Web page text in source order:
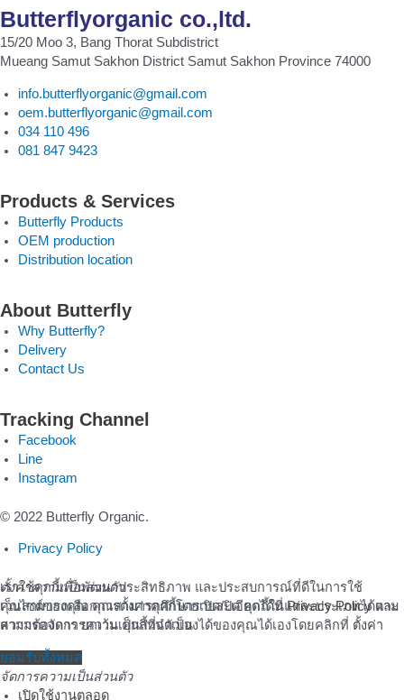
Butterflyorganic co.,ltd.
15/20 Moo 3, Bang Thorat Subdistrict
Mueang Samut Sakhon District Samut Sakhon Province 74000
info.butterflyorganic@gmail.com
oem.butterflyorganic@gmail.com
034 110 496
081 847 9423
Products & Services
Butterfly Products
OEM production
Distribution location
About Butterfly
Why Butterfly?
Delivery
Contact Us
Tracking Channel
Facebook
Line
Instagram
© 2022 Butterfly Organic.
Privacy Policy
เราใช้คุกกี้เพื่อพัฒนาประสิทธิภาพ และประสบการณ์ที่ดีในการใช้
เว็บไซต์ของคุณ คุณสามารถศึกษารายละเอียดได้ที่Privacy Policyและ
สามารถจัดการความเป็นส่วนตัวเองได้ของคุณได้เองโดยคลิกที่ ตั้งค่า
ยอมรับ
ตั้งค่าความเป็นส่วนตัว
คุณสามารถเลือกการตั้งค่าคุกกี้โดยเปิด/ปิด คุกกี้ในแต่ละประเภทได้ตาม
ความต้องการ ยกเว้น คุกกี้ที่จำเป็น
ยอมรับทั้งหมด
จัดการความเป็นส่วนตัว
เปิดใช้งานตลอด